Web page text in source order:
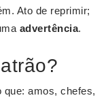
Ato de reprimir;
advertência.
que: amos, chefes,